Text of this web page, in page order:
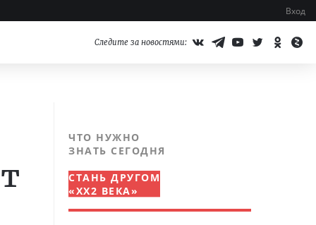
Вход
Следите за новостями:
ЧТО НУЖНО
ЗНАТЬ СЕГОДНЯ
СТАНЬ ДРУГОМ
«XX2 ВЕКА»